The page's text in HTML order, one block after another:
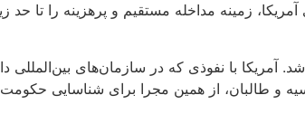
زمینه مداخله مستقیم و پرهزینه را تا حد
با نفوذی که در سازمان‌های بین‌المللی
طالبان، از همین مجرا برای شناسایی حکومت